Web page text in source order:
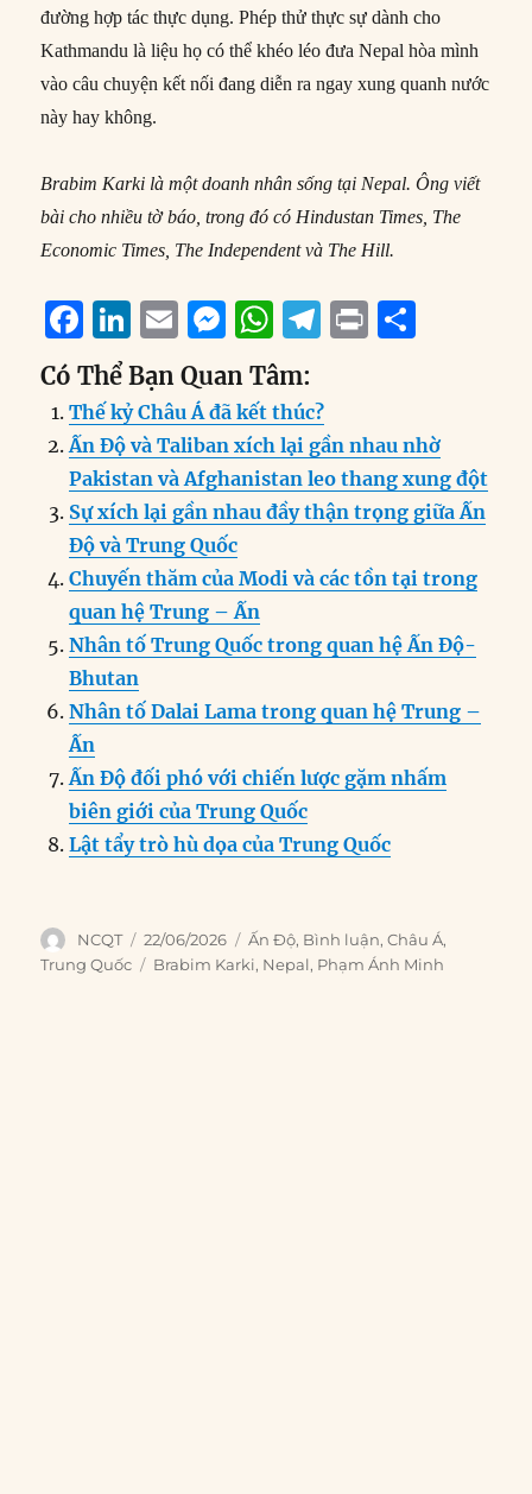
đường hợp tác thực dụng. Phép thử thực sự dành cho
Kathmandu là liệu họ có thể khéo léo đưa Nepal hòa mình
vào câu chuyện kết nối đang diễn ra ngay xung quanh nước
này hay không.
Brabim Karki là một doanh nhân sống tại Nepal. Ông viết
bài cho nhiều tờ báo, trong đó có Hindustan Times, The
Economic Times, The Independent và The Hill.
F
a
c
e
b
o
o
k
Li
n
k
e
d
I
n
E
m
ai
l
M
ss
e
n
g
er
W
h
at
s
A
p
T
e
g
r
a
P
t
re
Có Thể Bạn Quan Tâm:
Thế kỷ Châu Á đã kết thúc?
Ấn Độ và Taliban xích lại gần nhau nhờ
Pakistan và Afghanistan leo thang xung đột
Sự xích lại gần nhau đầy thận trọng giữa Ấn
Độ và Trung Quốc
Chuyến thăm của Modi và các tồn tại trong
quan hệ Trung – Ấn
Nhân tố Trung Quốc trong quan hệ Ấn Độ-
Bhutan
Nhân tố Dalai Lama trong quan hệ Trung –
Ấn
Ấn Độ đối phó với chiến lược gặm nhấm
biên giới của Trung Quốc
Lật tẩy trò hù dọa của Trung Quốc
Author
NCQT
Posted
on
22/06/2026 Categories
Ấn Độ, Bình luận,Châu Á,
Trung Quốc
Tags
Brabim Karki, Nepal, Phạm Ánh Minh